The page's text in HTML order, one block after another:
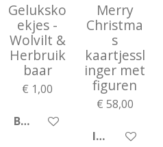
Geluksko
ekjes -
Wolvilt &
Herbruik
baar
€ 1,00
BEKIJK DETAILS
Merry
Christma
s
kaartjessl
inger met
figuren
€ 58,00
IN